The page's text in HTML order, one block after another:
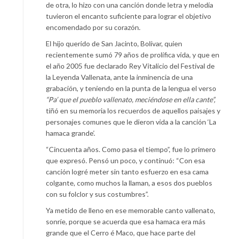
de otra, lo hizo con una canción donde letra y melodía
tuvieron el encanto suficiente para lograr el objetivo
encomendado por su corazón.
El hijo querido de San Jacinto, Bolívar, quien
recientemente sumó 79 años de prolífica vida, y que en
el año 2005 fue declarado Rey Vitalicio del Festival de
la Leyenda Vallenata, ante la inminencia de una
grabación, y teniendo en la punta de la lengua el verso
“Pa’ que el pueblo vallenato, meciéndose en ella cante”,
tiñó en su memoria los recuerdos de aquellos paisajes y
personajes comunes que le dieron vida a la canción ‘La
hamaca grande’.
“Cincuenta años. Como pasa el tiempo”, fue lo primero
que expresó. Pensó un poco, y continuó: “Con esa
canción logré meter sin tanto esfuerzo en esa cama
colgante, como muchos la llaman, a esos dos pueblos
con su folclor y sus costumbres”.
Ya metido de lleno en ese memorable canto vallenato,
sonríe, porque se acuerda que esa hamaca era más
grande que el Cerro é Maco, que hace parte del